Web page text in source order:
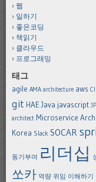
웹
일하기
좋은코딩
책읽기
클라우드
프로그래밍
태그
agile AMA architecture aws CI
git HAE Java javascript
architect Microservice
Korea Slack SOCAR
동기부여 리더십
쏘카 역량 위임 이해하기